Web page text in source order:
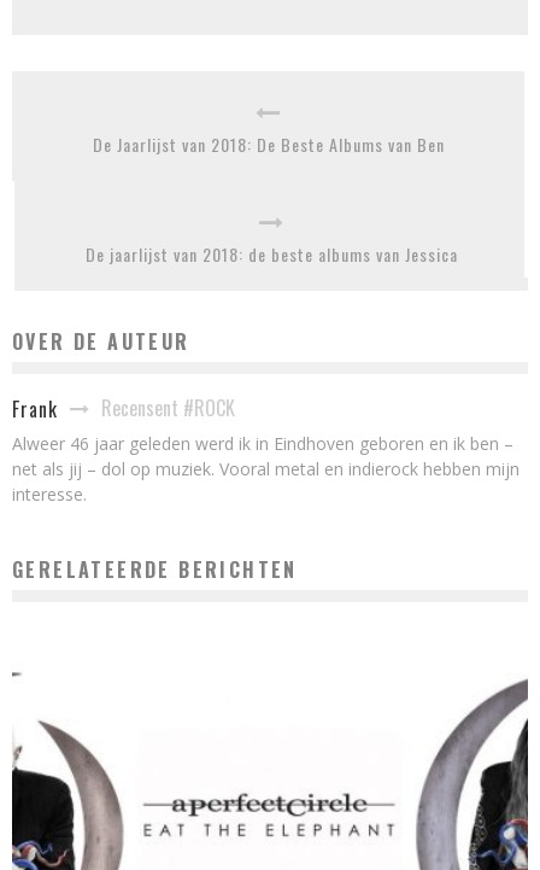
De Jaarlijst van 2018: De Beste Albums van Ben
De jaarlijst van 2018: de beste albums van Jessica
OVER DE AUTEUR
Frank Recensent #ROCK
Alweer 46 jaar geleden werd ik in Eindhoven geboren en ik ben –
net als jij – dol op muziek. Vooral metal en indierock hebben mijn
interesse.
GERELATEERDE BERICHTEN